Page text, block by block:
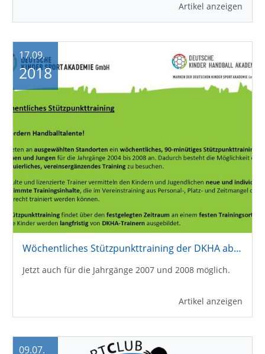
Artikel anzeigen
Wöchentliches Stützpunkttraining der DKHA ab September in Oeffingen
Jetzt auch für die Jahrgänge 2007 und 2008 möglich.
Artikel anzeigen
17.09.
2018
09.07.